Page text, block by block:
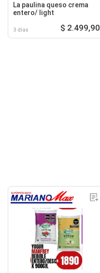
La paulina queso crema
entero/ light
3 días $ 2.499,90